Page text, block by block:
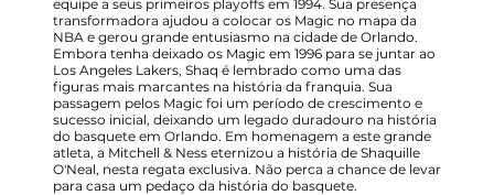
equipe a seus primeiros playoffs em 1994. Sua presença
transformadora ajudou a colocar os Magic no mapa da
NBA e gerou grande entusiasmo na cidade de Orlando.
Embora tenha deixado os Magic em 1996 para se juntar ao
Los Angeles Lakers, Shaq é lembrado como uma das
figuras mais marcantes na história da franquia. Sua
passagem pelos Magic foi um período de crescimento e
sucesso inicial, deixando um legado duradouro na história
do basquete em Orlando. Em homenagem a este grande
atleta, a Mitchell & Ness eternizou a história de Shaquille
O'Neal, nesta regata exclusiva. Não perca a chance de levar
para casa um pedaço da história do basquete.